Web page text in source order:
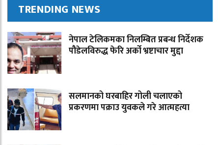
TRENDING NEWS
नेपाल टेलिकमका निलम्बित प्रबन्ध निर्देशक
पौडेलविरुद्ध फेरि अर्को भ्रष्टाचार मुद्दा
सलमानको घरबाहिर गोली चलाएको
प्रकरणमा पक्राउ युवकले गरे आत्महत्या